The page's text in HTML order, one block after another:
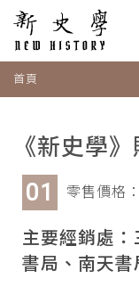
首頁
《新史學
零售價格
主要經銷處
書局、南天書